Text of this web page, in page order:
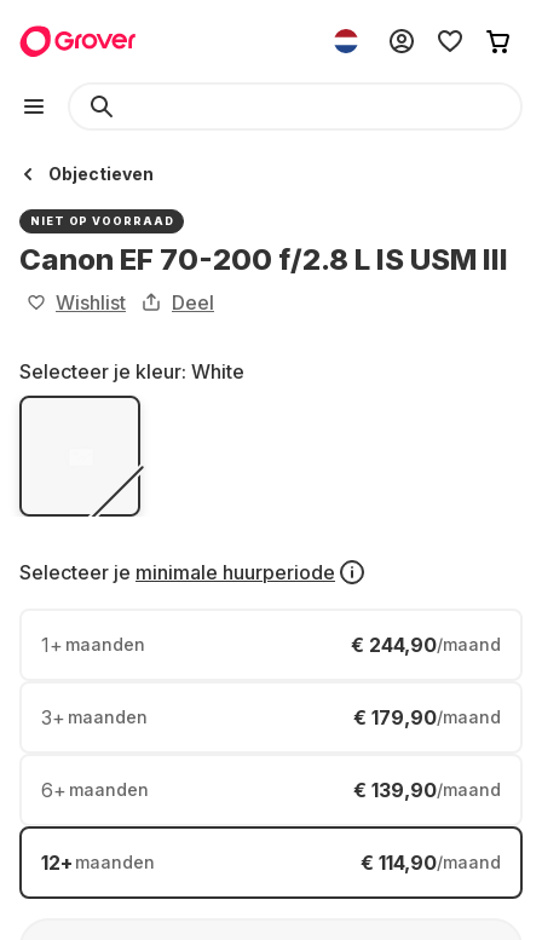
Objectieven
NIET OP VOORRAAD
Canon EF 70-200 f/2.8 L IS USM III
Wishlist Deel
Selecteer je kleur: White
Selecteer je minimale huurperiode
1+ maanden € 244,90/maand
3+ maanden € 179,90/maand
6+ maanden € 139,90/maand
12+ maanden € 114,90/maand